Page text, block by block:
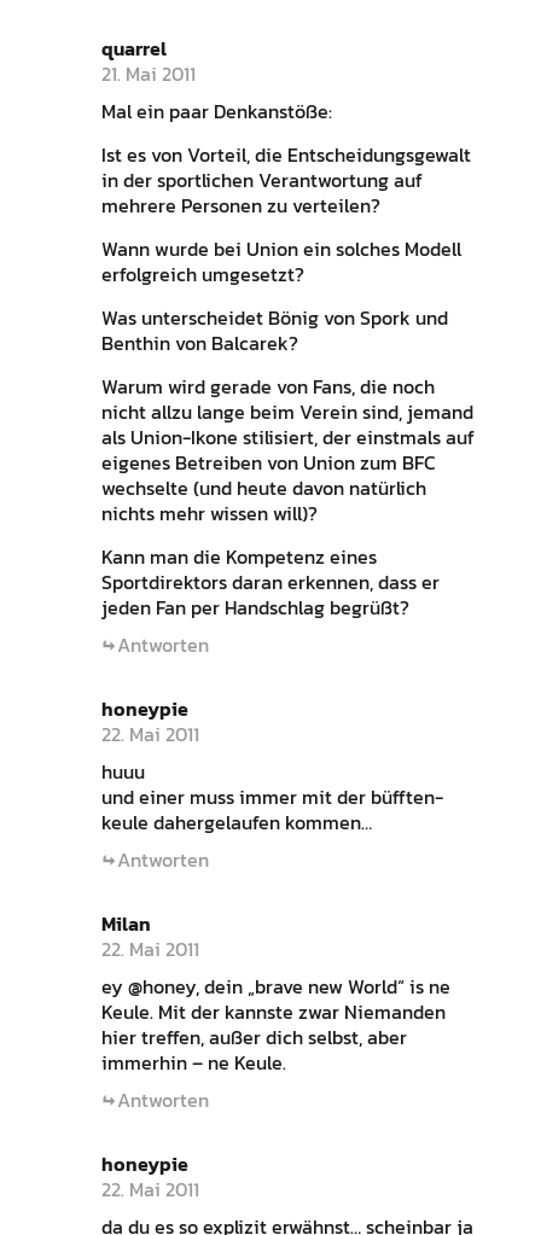
quarrel
21. Mai 2011
Mal ein paar Denkanstöße:
Ist es von Vorteil, die Entscheidungsgewalt
in der sportlichen Verantwortung auf
mehrere Personen zu verteilen?
Wann wurde bei Union ein solches Modell
erfolgreich umgesetzt?
Was unterscheidet Bönig von Spork und
Benthin von Balcarek?
Warum wird gerade von Fans, die noch
nicht allzu lange beim Verein sind, jemand
als Union-Ikone stilisiert, der einstmals auf
eigenes Betreiben von Union zum BFC
wechselte (und heute davon natürlich
nichts mehr wissen will)?
Kann man die Kompetenz eines
Sportdirektors daran erkennen, dass er
jeden Fan per Handschlag begrüßt?
Antworten
honeypie
22. Mai 2011
huuu
und einer muss immer mit der büfften-
keule dahergelaufen kommen…
Antworten
Milan
22. Mai 2011
ey @honey, dein „brave new World“ is ne
Keule. Mit der kannste zwar Niemanden
hier treffen, außer dich selbst, aber
immerhin – ne Keule.
Antworten
honeypie
22. Mai 2011
da du es so explizit erwähnst… scheinbar ja